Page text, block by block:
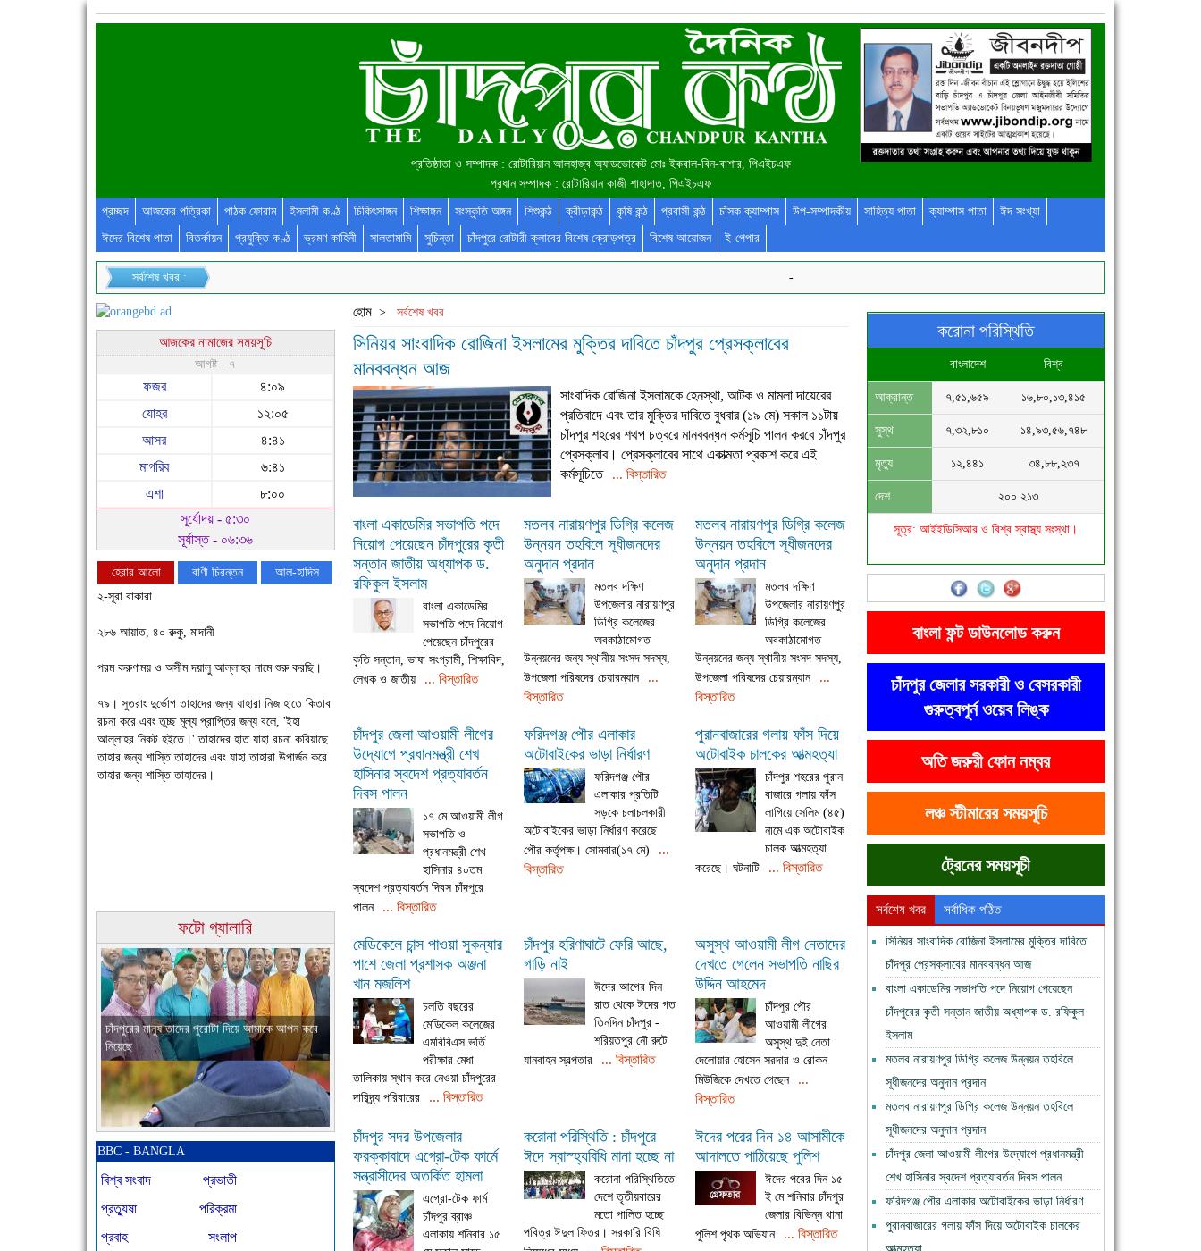
প্রতিষ্ঠাতা ও সম্পাদক : রোটারিয়ান আলহাজ্ব অ্যাডভোকেট মোঃ ইকবাল-বিন-বাশার, পিএইচএফ
প্রধান সম্পাদক : রোটারিয়ান কাজী শাহাদাত, পিএইচএফ
প্রচ্ছদ আজকের পত্রিকা পাঠক ফোরাম ইসলামী কণ্ঠ চিকিৎসাঙ্গন শিক্ষাঙ্গন সংস্কৃতি অঙ্গন শিশুকন্ঠ ক্রীড়াকন্ঠ কৃষি কন্ঠ প্রবাসী কন্ঠ চাঁসক ক্যাম্পাস উপ-সম্পাদকীয় সাহিত্য পাতা ক্যাম্পাস পাতা
ঈদ সংখ্যা
ঈদের বিশেষ পাতা
বিতর্কায়ন প্রযুক্তি কণ্ঠ ভ্রমণ কাহিনী সালতামামি সুচিন্তা চাঁদপুরে রোটারী ক্লাবের বিশেষ ক্রোড়পত্র বিশেষ আয়োজন ই-পেপার
সর্বশেষ খবর :
আজকের নামাজের সময়সূচি
আগষ্ট - ৭
ফজর
৪:০৯
যোহর
১২:০৫
আসর
৪:৪১
মাগরিব
৬:৪১
এশা
৮:০০
সূর্যোদয় - ৫:৩০
সূর্যাস্ত - ০৬:৩৬
হেরার আলো বাণী চিরন্তন
আল-হাদিস
২-সূরা বাকারা
২৮৬ আয়াত, ৪০ রুকু, মাদানী
পরম করুণাময় ও অসীম দয়ালু আল্লাহর নামে শুরু করছি।
৭৯। সুতরাং দুর্ভোগ তাহাদের জন্য যাহারা নিজ হাতে কিতাব
রচনা করে এবং তুচ্ছ মূল্য প্রাপ্তির জন্য বলে, 'ইহা
আল্লাহর নিকট হইতে।' তাহাদের হাত যাহা রচনা করিয়াছে
তাহার জন্য শাস্তি তাহাদের এবং যাহা তাহারা উপার্জন করে
তাহার জন্য শাস্তি তাহাদের।
ফটো গ্যালারি
চাঁদপুরে উই-এর প্রথম নানা ধরনের পণ্যের সমারোহ
চাঁদপুরের মানুষ তাদের পুরোটা দিয়ে আমাকে আপন করে
নিয়েছে
নতুনবাজার পুলিশ ফাঁড়ি সীমিত জনবলে প্রশংসনীয় কাজ
করছে
BBC - BANGLA
বিশ্ব সংবাদ
প্রভাতী
প্রত্যুষা
পরিক্রমা
প্রবাহ
সংলাপ
হোম > সর্বশেষ খবর
সিনিয়র সাংবাদিক রোজিনা ইসলামের মুক্তির দাবিতে চাঁদপুর প্রেসক্লাবের
মানববন্ধন আজ
সাংবাদিক রোজিনা ইসলামকে হেনস্থা, আটক ও মামলা দায়েরের
প্রতিবাদে এবং তার মুক্তির দাবিতে বুধবার (১৯ মে) সকাল ১১টায়
চাঁদপুর শহরের শথপ চত্বরে মানববন্ধন কর্মসূচি পালন করবে চাঁদপুর
প্রেসক্লাব। প্রেসক্লাবের সাথে একাত্মতা প্রকাশ করে এই
কর্মসূচিতে
... বিস্তারিত
বাংলা একাডেমির সভাপতি পদে
নিয়োগ পেয়েছেন চাঁদপুরের কৃতী
সন্তান জাতীয় অধ্যাপক ড.
রফিকুল ইসলাম
বাংলা একাডেমির
সভাপতি পদে নিয়োগ
পেয়েছেন চাঁদপুরের
কৃতি সন্তান, ভাষা সংগ্রামী, শিক্ষাবিদ,
লেখক ও জাতীয়
... বিস্তারিত
মতলব নারায়ণপুর ডিগ্রি কলেজ
উন্নয়ন তহবিলে সূধীজনদের
অনুদান প্রদান
মতলব দক্ষিণ
উপজেলার নারায়ণপুর
ডিগ্রি কলেজের
অবকাঠামোগত
উন্নয়নের জন্য স্থানীয় সংসদ সদস্য,
উপজেলা পরিষদের চেয়ারম্যান
...
বিস্তারিত
মতলব নারায়ণপুর ডিগ্রি কলেজ
উন্নয়ন তহবিলে সূধীজনদের
অনুদান প্রদান
মতলব দক্ষিণ
উপজেলার নারায়ণপুর
ডিগ্রি কলেজের
অবকাঠামোগত
উন্নয়নের জন্য স্থানীয় সংসদ সদস্য,
উপজেলা পরিষদের চেয়ারম্যান
...
বিস্তারিত
চাঁদপুর জেলা আওয়ামী লীগের
উদ্যোগে প্রধানমন্ত্রী শেখ
হাসিনার স্বদেশ প্রত্যাবর্তন
দিবস পালন
১৭ মে আওয়ামী লীগ
সভাপতি ও
প্রধানমন্ত্রী শেখ
হাসিনার ৪০তম
স্বদেশ প্রত্যাবর্তন দিবস চাঁদপুরে
পালন
... বিস্তারিত
ফরিদগঞ্জ পৌর এলাকার
অটোবাইকের ভাড়া নির্ধারণ
ফরিদগঞ্জ পৌর
এলাকার প্রতিটি
সড়কে চলাচলকারী
অটোবাইকের ভাড়া নির্ধারণ করেছে
পৌর কর্তৃপক্ষ। সোমবার(১৭ মে)
...
বিস্তারিত
পুরানবাজারের গলায় ফাঁস দিয়ে
অটোবাইক চালকের আত্মহত্যা
চাঁদপুর শহরের পুরান
বাজারে গলায় ফাঁস
লাগিয়ে সেলিম (৪৫)
নামে এক অটোবাইক
চালক আত্মহত্যা
করেছে। ঘটনাটি
... বিস্তারিত
মেডিকেলে চান্স পাওয়া সুকন্যার
পাশে জেলা প্রশাসক অঞ্জনা
খান মজলিশ
চলতি বছরের
মেডিকেল কলেজের
এমবিবিএস ভর্তি
পরীক্ষার মেধা
তালিকায় স্থান করে নেওয়া চাঁদপুরের
দারিদ্র্য পরিবারের
... বিস্তারিত
চাঁদপুর হরিণাঘাটে ফেরি আছে,
গাড়ি নাই
ঈদের আগের দিন
রাত থেকে ঈদের গত
তিনদিন চাঁদপুর -
শরিয়তপুর নৌ রুটে
যানবাহন স্বল্পতার
... বিস্তারিত
অসুস্থ আওয়ামী লীগ নেতাদের
দেখতে গেলেন সভাপতি নাছির
উদ্দিন আহমেদ
চাঁদপুর পৌর
আওয়ামী লীগের
অসুস্থ দুই নেতা
দেলোয়ার হোসেন সরদার ও রোকন
মিউজিকে দেখতে গেছেন
...
বিস্তারিত
চাঁদপুর সদর উপজেলার
ফরক্কাবাদে এগ্রো-টেক ফার্মে
সন্ত্রাসীদের অতর্কিত হামলা
এগ্রো-টেক ফার্ম
চাঁদপুর ব্রাঞ্চ
এলাকায় শনিবার ১৫
করোনা পরিস্থিতি : চাঁদপুরে
ঈদে স্বাস্হ্যবিধি মানা হচ্ছে না
করোনা পরিস্থিতিতে
দেশে তৃতীয়বারের
মতো পালিত হচ্ছে
পবিত্র ঈদুল ফিতর। সরকারি বিধি
ঈদের পরের দিন ১৪ আসামীকে
আদালতে পাঠিয়েছে পুলিশ
ঈদের পরের দিন ১৫
ই মে শনিবার চাঁদপুর
জেলার বিভিন্ন থানা
পুলিশ পৃথক অভিযান
... বিস্তারিত
করোনা পরিস্থিতি
বাংলাদেশ বিশ্ব
আক্রান্ত ৭,৫১,৬৫৯ ১৬,৮০,১৩,৪১৫
সুস্থ ৭,৩২,৮১০ ১৪,৯৩,৫৬,৭৪৮
মৃত্যু ১২,৪৪১ ৩৪,৮৮,২৩৭
দেশ ২০০ ২১৩
সূত্র: আইইডিসিআর ও বিশ্ব স্বাস্থ্য সংস্থা।
বাংলা ফন্ট ডাউনলোড করুন
চাঁদপুর জেলার সরকারী ও বেসরকারী
গুরুত্বপূর্ন ওয়েব লিঙ্ক
অতি জরুরী ফোন নম্বর
লঞ্চ স্টীমারের সময়সূচি
ট্রেনের সময়সূচী
সর্বশেষ খবর সর্বাধিক পঠিত
সিনিয়র সাংবাদিক রোজিনা ইসলামের মুক্তির দাবিতে
চাঁদপুর প্রেসক্লাবের মানববন্ধন আজ
বাংলা একাডেমির সভাপতি পদে নিয়োগ পেয়েছেন
চাঁদপুরের কৃতী সন্তান জাতীয় অধ্যাপক ড. রফিকুল
ইসলাম
মতলব নারায়ণপুর ডিগ্রি কলেজ উন্নয়ন তহবিলে
সূধীজনদের অনুদান প্রদান
মতলব নারায়ণপুর ডিগ্রি কলেজ উন্নয়ন তহবিলে
সূধীজনদের অনুদান প্রদান
চাঁদপুর জেলা আওয়ামী লীগের উদ্যোগে প্রধানমন্ত্রী
শেখ হাসিনার স্বদেশ প্রত্যাবর্তন দিবস পালন
ফরিদগঞ্জ পৌর এলাকার অটোবাইকের ভাড়া নির্ধারণ
পুরানবাজারের গলায় ফাঁস দিয়ে অটোবাইক চালকের